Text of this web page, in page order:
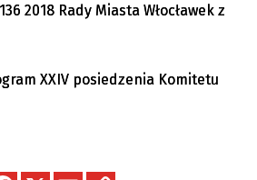
2018 Rady Miasta Włocławek z
XXIV posiedzenia Komitetu